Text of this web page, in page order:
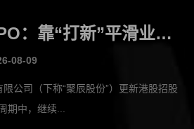
：靠“打新”平滑业绩
亿
08-09
公司（下称“聚辰股份”）更新港股招股
期中，继续...